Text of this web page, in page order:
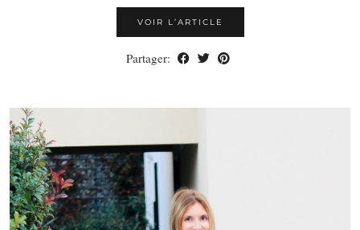
VOIR L’ARTICLE
Partager: